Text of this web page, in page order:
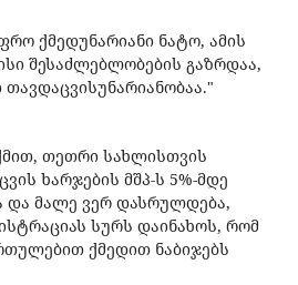
ქმედუნარიანი ნატო, ამის
შესაძლებლობების გაზრდაა,
თეთრი სახლისთვის
ხარჯების მშპ-ს 5%-მდე
და მალე ვერ დასრულდება,
სურს დაინახოს, რომ
ქმედით ნაბიჯებს